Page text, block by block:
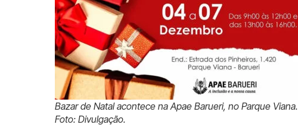
Bazar de Natal acontece na Apae Barueri, no Parque Viana.
Foto: Divulgação.